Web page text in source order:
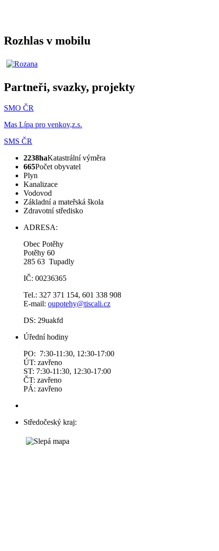
Rozhlas v mobilu
Partneři, svazky, projekty
SMO ČR
Mas Lípa pro venkov,z.s.
SMS ČR
2238haKatastrální výměra
665Počet obyvatel
Plyn
Kanalizace
Vodovod
Základní a mateřská škola
Zdravotní středisko
ADRESA:
Obec Potěhy
Potěhy 60
285 63 Tupadly
IČ: 00236365
Tel.: 327 371 154, 601 338 908
E-mail: oupotehy@tiscali.cz
DS: 29uakfd
Úřední hodiny
PO: 7:30-11:30, 12:30-17:00
ÚT: zavřeno
ST: 7:30-11:30, 12:30-17:00
ČT: zavřeno
PÁ: zavřeno
Středočeský kraj: